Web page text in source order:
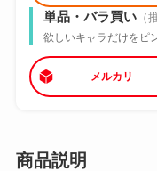
単品・バラ買い（
欲しいキャラだけをピ
メルカリ
商品説明